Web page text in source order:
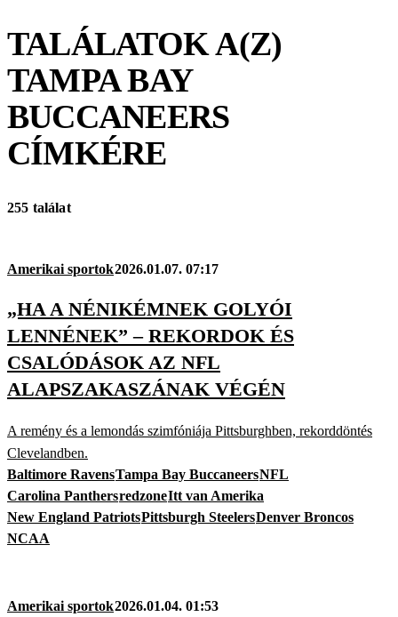
TALÁLATOK A(Z)
TAMPA BAY
BUCCANEERS
CÍMKÉRE
255 találat
Amerikai sportok2026.01.07. 07:17
„HA A NÉNIKÉMNEK GOLYÓI
LENNÉNEK” – REKORDOK ÉS
CSALÓDÁSOK AZ NFL
ALAPSZAKASZÁNAK VÉGÉN
A remény és a lemondás szimfóniája Pittsburghben, rekorddöntés
Clevelandben.
Baltimore RavensTampa Bay BuccaneersNFL
Carolina PanthersredzoneItt van Amerika
New England PatriotsPittsburgh SteelersDenver Broncos
NCAA
Amerikai sportok2026.01.04. 01:53